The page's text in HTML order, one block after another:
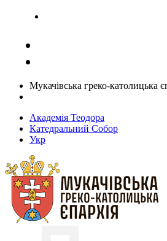
Мукачівська греко-католицька
Академія Теодора
Катедральний Собор
Укр